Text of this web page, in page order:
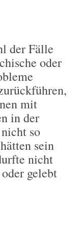
der Fälle
oder
mit
in der
so
sein
nicht
gelebt